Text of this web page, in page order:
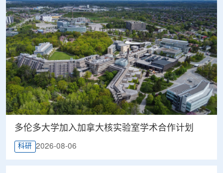
多伦多大学加入加拿大核实验室学术合作计划
科研 2026-08-06